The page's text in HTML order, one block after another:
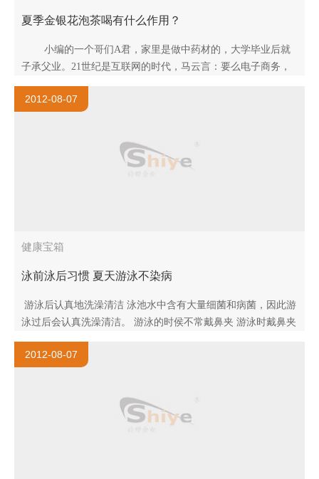
夏季金银花泡茶喝有什么作用？
小编的一个哥们A君，家里是做中药材的，大学毕业后就
子承父业。21世纪是互联网的时代，马云言：要么电子商务，
要么无商可务。新一代总会有所创新..
2012-08-07
健康宝箱
泳前泳后习惯 夏天游泳不染病
游泳后认真地洗澡清洁 泳池水中含有大量细菌和病菌，因此游
泳过后会认真洗澡清洁。 游泳的时侯不常戴鼻夹 游泳时戴鼻夹
能防止水倒灌但是会损伤鼻粘膜，所以游泳时尽量不戴鼻夹。
游..
2012-08-07